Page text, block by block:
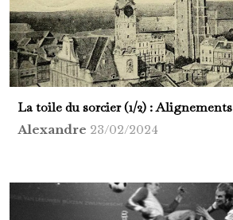
La toile du sorcier (1/2) : Alignements
Alexandre 23/02/2024